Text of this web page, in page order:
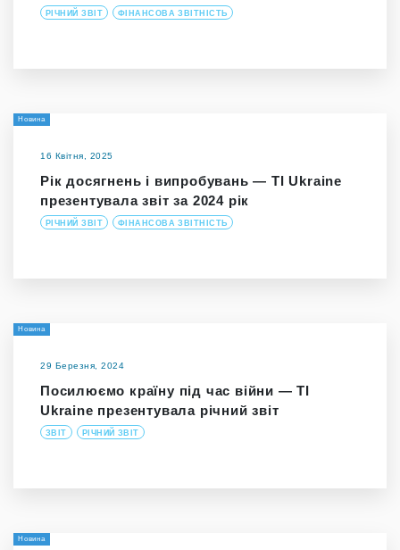
РІЧНИЙ ЗВІТ ФІНАНСОВА ЗВІТНІСТЬ
Новина
16 Квітня, 2025
Рік досягнень і випробувань — TI Ukraine
презентувала звіт за 2024 рік
РІЧНИЙ ЗВІТ ФІНАНСОВА ЗВІТНІСТЬ
Новина
29 Березня, 2024
Посилюємо країну під час війни — TI
Ukraine презентувала річний звіт
ЗВІТ РІЧНИЙ ЗВІТ
Новина